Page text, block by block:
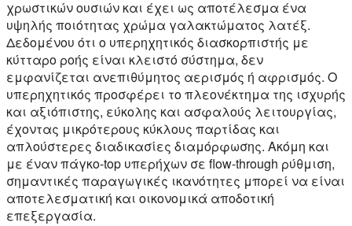
χρωστικών ουσιών και έχει ως αποτέλεσμα ένα
υψηλής ποιότητας χρώμα γαλακτώματος λατέξ.
Δεδομένου ότι ο υπερηχητικός διασκορπιστής με
κύτταρο ροής είναι κλειστό σύστημα, δεν
εμφανίζεται ανεπιθύμητος αερισμός ή αφρισμός. Ο
υπερηχητικός προσφέρει το πλεονέκτημα της ισχυρής
και αξιόπιστης, εύκολης και ασφαλούς λειτουργίας,
έχοντας μικρότερους κύκλους παρτίδας και
απλούστερες διαδικασίες διαμόρφωσης. Ακόμη και
με έναν πάγκο-top υπερήχων σε flow-through ρύθμιση,
σημαντικές παραγωγικές ικανότητες μπορεί να είναι
αποτελεσματική και οικονομικά αποδοτική
επεξεργασία.